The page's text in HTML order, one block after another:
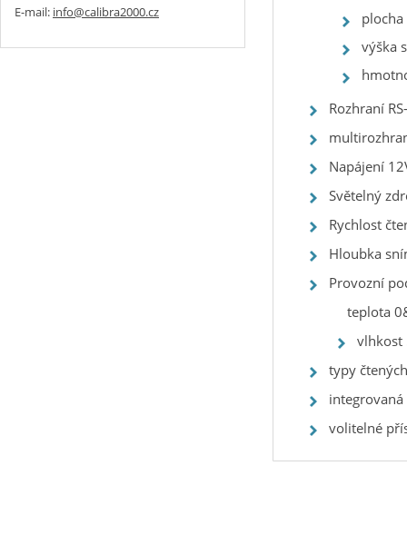
výška
Rozhraní
Napájení
Světelný
Rychlost
Hloubka
Provozní
teplota
vlhkost
typy
integrovaná
volitelné
E-mail: info@calibra2000.cz